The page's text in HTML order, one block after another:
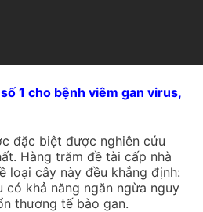
1 cho bệnh viêm gan virus,
đặc biệt được nghiên cứu
Hàng trăm đề tài cấp nhà
loại cây này đều khẳng định:
có khả năng ngăn ngừa nguy
thương tế bào gan.